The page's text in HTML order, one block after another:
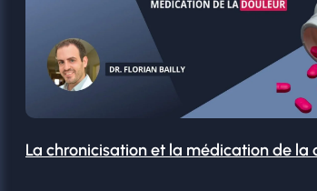
La chronicisation et la médication de la